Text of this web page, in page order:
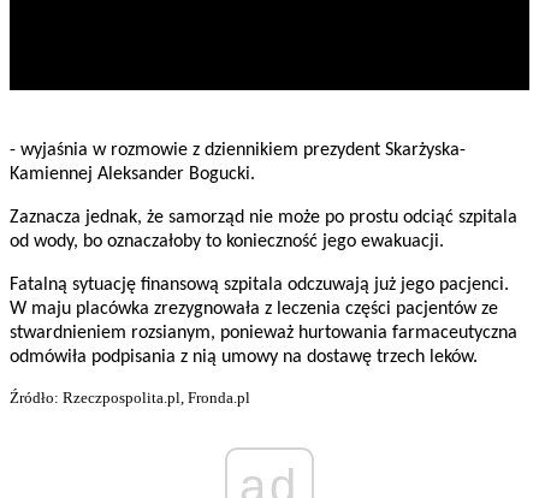
- wyjaśnia w rozmowie z dziennikiem prezydent Skarżyska-
Kamiennej Aleksander Bogucki.
Zaznacza jednak, że samorząd nie może po prostu odciąć szpitala
od wody, bo oznaczałoby to konieczność jego ewakuacji.
Fatalną sytuację finansową szpitala odczuwają już jego pacjenci.
W maju placówka zrezygnowała z leczenia części pacjentów ze
stwardnieniem rozsianym, ponieważ hurtowania farmaceutyczna
odmówiła podpisania z nią umowy na dostawę trzech leków.
Źródło: Rzeczpospolita.pl, Fronda.pl
ad